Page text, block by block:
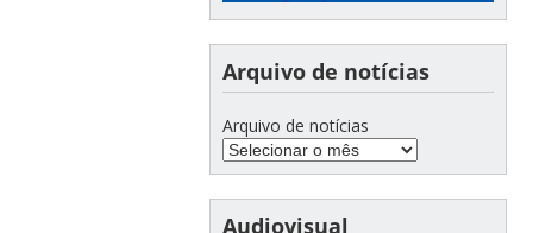
Arquivo de notícias
Arquivo de notícias
Audiovisual